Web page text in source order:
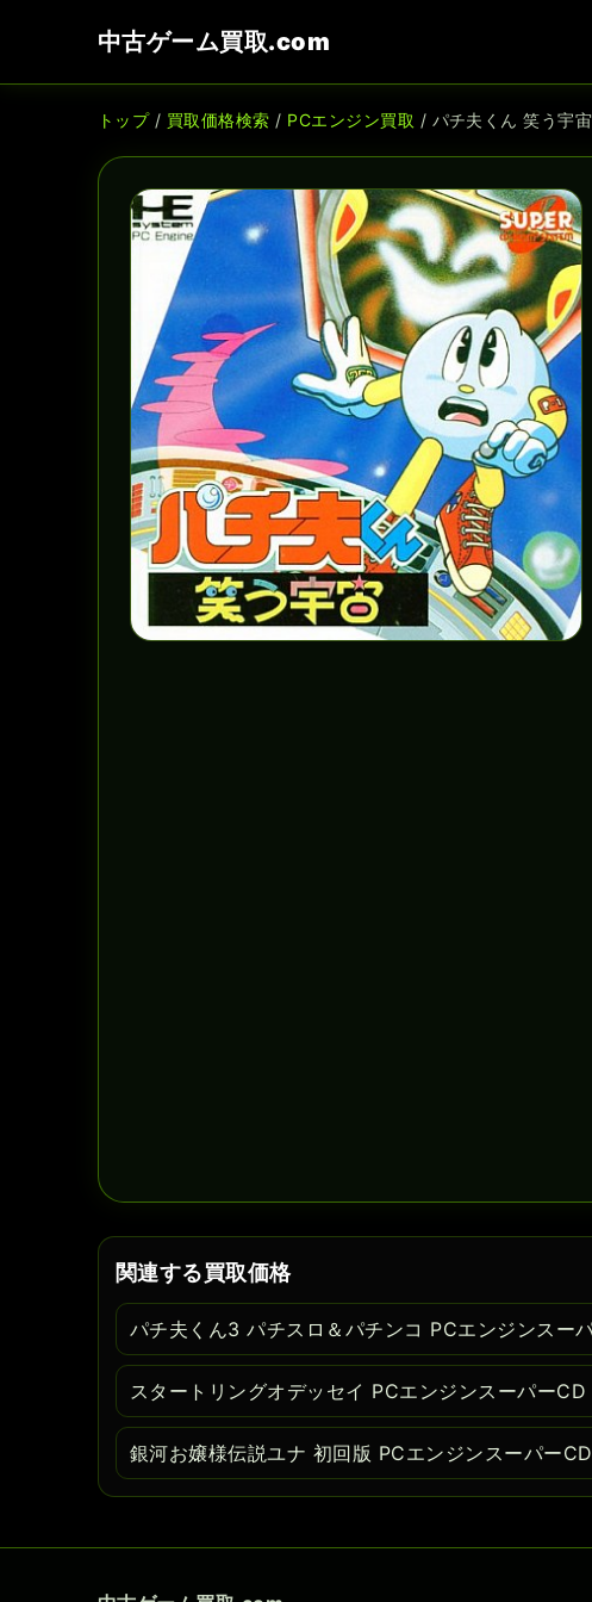
中古ゲーム買取.com
トップ/ 買取価格検索 / PCエンジン買取 / パチ夫くん 笑う宇
関連する買取価格
パチ夫くん3 パチスロ＆パチンコ PCエンジンスー
スタートリングオデッセイ PCエンジンスーパーCD
銀河お嬢様伝説ユナ 初回版 PCエンジンスーパーCD